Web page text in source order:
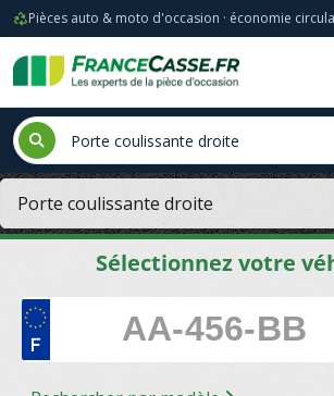
Pièces auto & moto d'occasion · économie
Sélectionnez votre